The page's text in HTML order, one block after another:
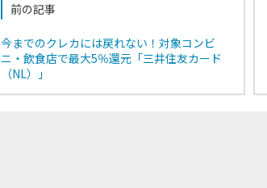
前の記事
今までのクレカには戻れない！対象コンビ
ニ・飲食店で最大5％還元「三井住友カード
（NL）」